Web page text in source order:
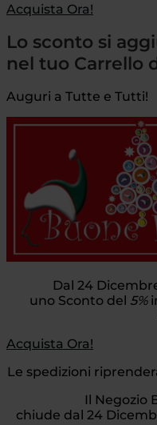
Acquista Ora!
Lo sconto si
nel tuo Carrello
Auguri a Tutte e Tutti!
Dal 24
uno Sconto del 5%
Acquista Ora!
Le spedizioni
Il Negozio
chiude dal 24